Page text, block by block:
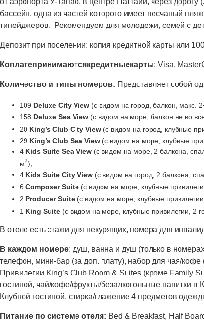
бассейн, одна из частей которого имеет песчаный
тинейджеров. Рекомендуем для молодежи, семей с
Депозит при поселении: копия кредитной карты или
Коплатепринимаютсякредитныекарты: Visa,
Количество и типы номеров: Представляет собой
109 Deluxe City View (с видом на город, балкон, макс.
158 Deluxe Sea View (с видом на море, балкон не во
20 King’s Club City View (с видом на город, клубные
29 King’s Club Sea View (с видом на море, клубные
4 Kids Suite Sea View (с видом на море, 2 балкона,
м2),
4 Kids Suite City View (с видом на город, 2 балкона,
6 Composer Suite (с видом на море, клубные
2 Producer Suite (с видом на море, клубные
1 King Suite (с видом на море, клубные привилегии, 2
В отеле есть этажи для некурящих, номера для
В каждом номере: душ, ванна и душ (только в
телефон, мини-бар (за доп. плату), набор для чая/
Привилегии King’s Club Room & Suites (кроме Family
гостиной, чай/кофе/фрукты/безалкогольные напитки в
Клубной гостиной, стирка/глажение 4 предметов
Питание по системе отеля: Bed & Breakfast, Half